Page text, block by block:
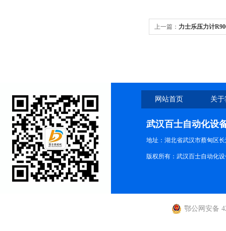
上一篇： 力士乐压力计
网站首页 关
武汉百士自动化设
地址：湖北省武汉市蔡甸区
版权所有：武汉百士自动化
鄂公网安备